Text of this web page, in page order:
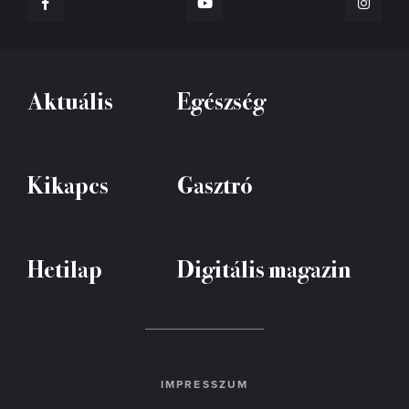
Aktuális Egészség
Kikapcs Gasztró
Hetilap Digitális magazin
IMPRESSZUM